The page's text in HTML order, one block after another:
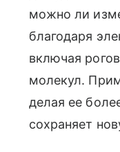
можно ли
благодаря
включая
молекул.
делая ее
сохраняет